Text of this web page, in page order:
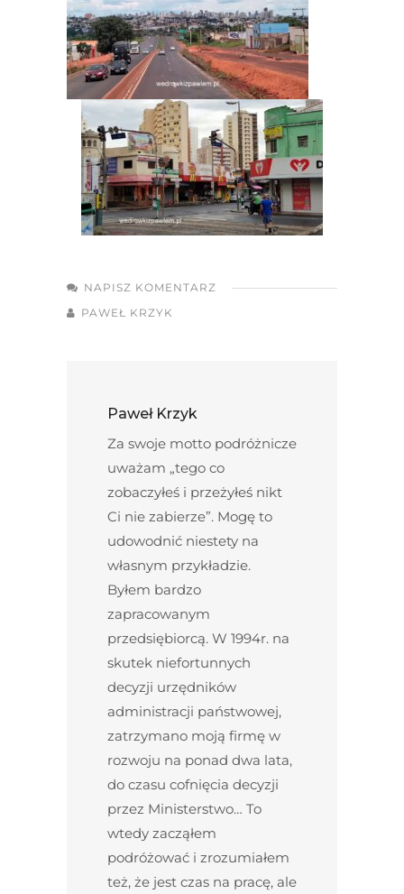
NAPISZ KOMENTARZ
PAWEŁ KRZYK
Paweł Krzyk
Za swoje motto podróżnicze
uważam „tego co
zobaczyłeś i przeżyłeś nikt
Ci nie zabierze”. Mogę to
udowodnić niestety na
własnym przykładzie.
Byłem bardzo
zapracowanym
przedsiębiorcą. W 1994r. na
skutek niefortunnych
decyzji urzędników
administracji państwowej,
zatrzymano moją firmę w
rozwoju na ponad dwa lata,
do czasu cofnięcia decyzji
przez Ministerstwo… To
wtedy zacząłem
podróżować i zrozumiałem
też, że jest czas na pracę, ale